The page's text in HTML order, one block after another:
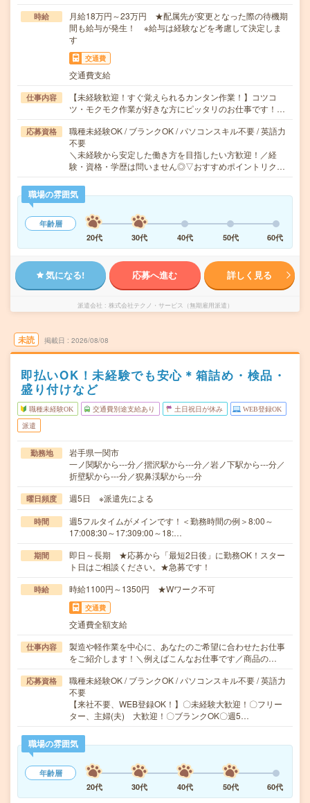
時給
月給18万円～23万円 ★配属先が変更となった際の待機期
間も給与が発生！ ※給与は経験などを考慮して決定しま
す
交通費
交通費支給
仕事内容
【未経験歓迎！すぐ覚えられるカンタン作業！】コツコ
ツ・モクモク作業が好きな方にピッタリのお仕事です！…
応募資格
職種未経験OK / ブランクOK / パソコンスキル不要 / 英語力
不要
＼未経験から安定した働き方を目指したい方歓迎！／経
験・資格・学歴は問いません◎▽おすすめポイントリク…
職場の雰囲気
年齢層
20代
30代 40代 50代 60代
気になる! 応募へ進む 詳しく見る
派遣会社 株式会社テクノ・サービス（無期雇用派遣）
未読 掲載日 2026/08/08
即払いOK！未経験でも安心＊箱詰め・検品・
盛り付けなど
職種未経験OK 交通費別途支給あり 土日祝日が休み WEB登録OK
派遣
勤務地
岩手県一関市
一ノ関駅から---分／摺沢駅から---分／岩ノ下駅から---分／
折壁駅から---分／猊鼻渓駅から---分
曜日頻度 週5日 ※派遣先による
時間
週5フルタイムがメインです！＜勤務時間の例＞8:00～
17:008:30～17:309:00～18:…
期間
即日～長期 ★応募から「最短2日後」に勤務OK！スター
ト日はご相談ください。★急募です！
時給 時給1100円～1350円 ★Wワーク不可
交通費
交通費全額支給
仕事内容
製造や軽作業を中心に、あなたのご希望に合わせたお仕事
をご紹介します！＼例えばこんなお仕事です／商品の…
応募資格
職種未経験OK / ブランクOK / パソコンスキル不要 / 英語力
不要
【来社不要、WEB登録OK！】〇未経験大歓迎！〇フリー
ター、主婦(夫) 大歓迎！〇ブランクOK〇週5…
職場の雰囲気
年齢層
20代
30代 40代 50代 60代